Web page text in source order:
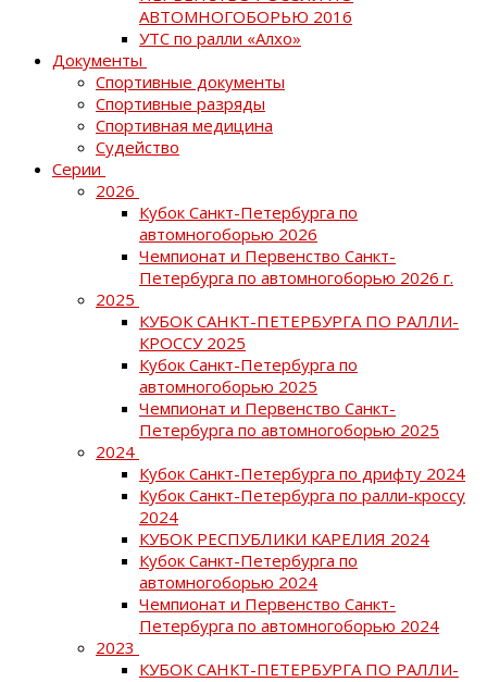
АВТОМНОГОБОРЬЮ 2016
УТС по ралли «Алхо»
Документы
Спортивные документы
Спортивные разряды
Спортивная медицина
Судейство
Серии
2026
Кубок Санкт-Петербурга по
автомногоборью 2026
Чемпионат и Первенство Санкт-
Петербурга по автомногоборью 2026 г.
2025
КУБОК САНКТ-ПЕТЕРБУРГА ПО РАЛЛИ-
КРОССУ 2025
Кубок Санкт-Петербурга по
автомногоборью 2025
Чемпионат и Первенство Санкт-
Петербурга по автомногоборью 2025
2024
Кубок Санкт-Петербурга по дрифту 2024
Кубок Санкт-Петербурга по ралли-кроссу
2024
КУБОК РЕСПУБЛИКИ КАРЕЛИЯ 2024
Кубок Санкт-Петербурга по
автомногоборью 2024
Чемпионат и Первенство Санкт-
Петербурга по автомногоборью 2024
2023
КУБОК САНКТ-ПЕТЕРБУРГА ПО РАЛЛИ-